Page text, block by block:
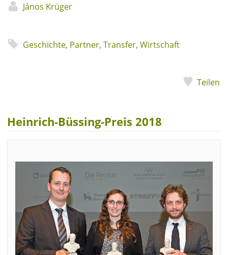
János Krüger
Geschichte, Partner, Transfer, Wirtschaft
Teilen
Heinrich-Büssing-Preis 2018